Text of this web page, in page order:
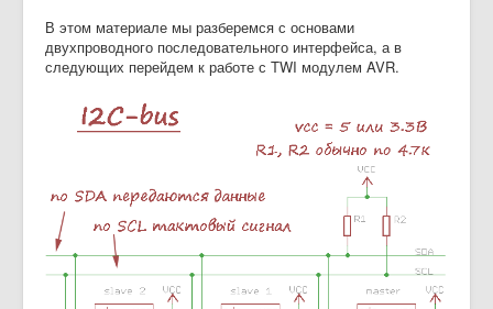
В этом материале мы разберемся с основами
двухпроводного последовательного интерфейса, а в
следующих перейдем к работе с TWI модулем AVR.